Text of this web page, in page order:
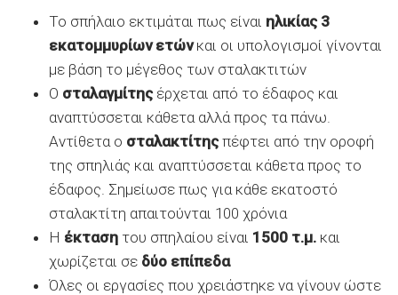
Το σπήλαιο εκτιμάται πως είναι ηλικίας 3
εκατομμυρίων ετώνκαι οι υπολογισμοί γίνονται
με βάση το μέγεθος των σταλακτιτών
Ο σταλαγμίτης έρχεται από το έδαφος και
αναπτύσσεται κάθετα αλλά προς τα πάνω.
Αντίθετα ο σταλακτίτηςπέφτει από την οροφή
της σπηλιάς και αναπτύσσεται κάθετα προς το
έδαφος. Σημείωσε πως για κάθε εκατοστό
σταλακτίτη απαιτούνται 100 χρόνια
Η έκταση του σπηλαίου είναι 1500 τ.μ. και
χωρίζεται σε δύο επίπεδα
Όλες οι εργασίες που χρειάστηκε να γίνουν ώστε